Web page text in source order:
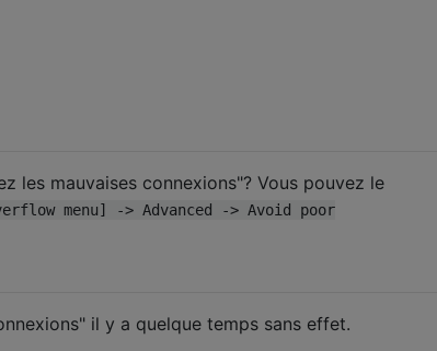
les mauvaises connexions"? Vous pouvez le
menu] -> Advanced -> Avoid poor
il y a quelque temps sans effet.